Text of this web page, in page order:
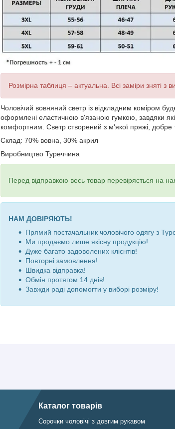
Розмірна таблиця – актуальна. Всі заміри зняті з
Чоловічий вовняний светр із відкладним коміром
оформлені еластичною в'язаною гумкою, завдяки
комфортним. Светр створений з м'якої пряжі, добре
Склад: 70% вовна, 30% акрил
Виробництво Туреччина
Перед відправкою весь товар перевіряється на
НАМ ДОВІРЯЮТЬ!
Прямий постачальник чоловічого одягу з
Ми продаємо лише якісну продукцію!
Дуже багато задоволених клієнтів!
Повторні замовлення!
Швидка відправка!
Обмін протягом 14 днів!
Завжди раді допомогти у виборі розміру!
Каталог товарів
Сорочки чоловічі з довгим рукавом